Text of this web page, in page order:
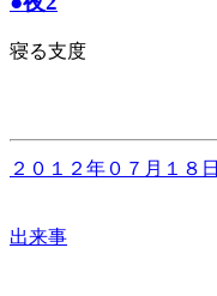
寝る支度
２０１２年０７月１８日
出来事